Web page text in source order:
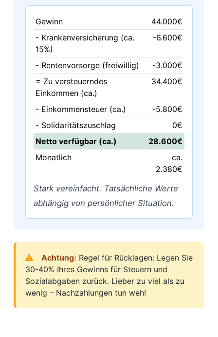
Gewinn
44.000€
- Krankenversicherung (ca.
15%)
-6.600€
- Rentenvorsorge (freiwillig)
-3.000€
= Zu versteuerndes
Einkommen (ca.)
34.400€
- Einkommensteuer (ca.)
-5.800€
- Solidaritätszuschlag
0€
Netto verfügbar (ca.)
28.600€
Monatlich
ca.
2.380€
Stark vereinfacht. Tatsächliche Werte
abhängig von persönlicher Situation.
Achtung: Regel für Rücklagen: Legen Sie
30-40% Ihres Gewinns für Steuern und
Sozialabgaben zurück. Lieber zu viel als zu
wenig – Nachzahlungen tun weh!